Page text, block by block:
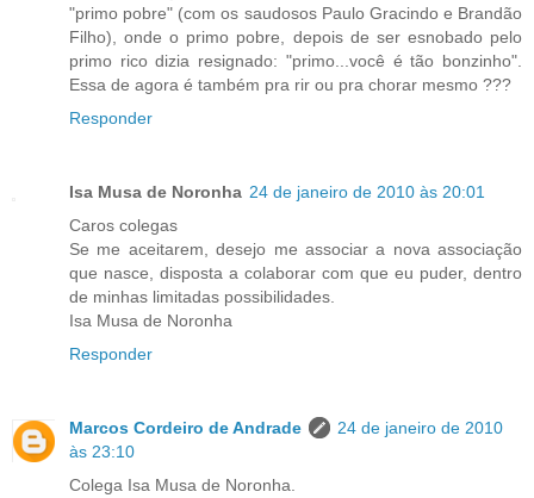
"primo pobre" (com os saudosos Paulo Gracindo e Brandão
Filho), onde o primo pobre, depois de ser esnobado pelo
primo rico dizia resignado: "primo...você é tão bonzinho".
Essa de agora é também pra rir ou pra chorar mesmo ???
Responder
Isa Musa de Noronha 24 de janeiro de 2010 às 20:01
Caros colegas
Se me aceitarem, desejo me associar a nova associação
que nasce, disposta a colaborar com que eu puder, dentro
de minhas limitadas possibilidades.
Isa Musa de Noronha
Responder
Marcos Cordeiro de Andrade
24 de janeiro de 2010
às 23:10
Colega Isa Musa de Noronha.